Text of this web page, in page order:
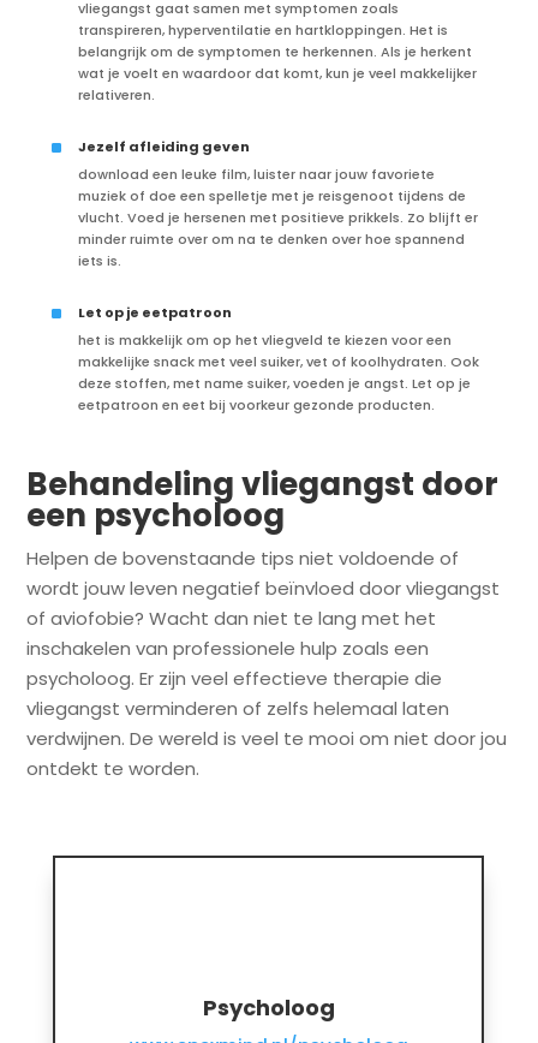
vliegangst gaat samen met symptomen zoals
transpireren, hyperventilatie en hartkloppingen. Het is
belangrijk om de symptomen te herkennen. Als je herkent
wat je voelt en waardoor dat komt, kun je veel makkelijker
relativeren.
^
Jezelf afleiding geven
download een leuke film, luister naar jouw favoriete
muziek of doe een spelletje met je reisgenoot tijdens de
vlucht. Voed je hersenen met positieve prikkels. Zo blijft er
minder ruimte over om na te denken over hoe spannend
iets is.
^
Let op je eetpatroon
het is makkelijk om op het vliegveld te kiezen voor een
makkelijke snack met veel suiker, vet of koolhydraten. Ook
deze stoffen, met name suiker, voeden je angst. Let op je
eetpatroon en eet bij voorkeur gezonde producten.
Behandeling vliegangst door
een psycholoog
Helpen de bovenstaande tips niet voldoende of
wordt jouw leven negatief beïnvloed door vliegangst
of aviofobie? Wacht dan niet te lang met het
inschakelen van professionele hulp zoals een
psycholoog. Er zijn veel effectieve therapie die
vliegangst verminderen of zelfs helemaal laten
verdwijnen. De wereld is veel te mooi om niet door jou
ontdekt te worden.
Psycholoog